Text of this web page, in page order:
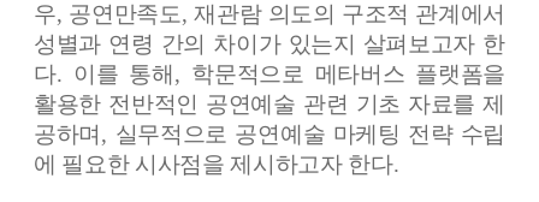
우, 공연만족도,재관람 의도의 구조적 관계에서
성별과 연령 간의 차이가 있는지 살펴보고자 한
다. 이를 통해 , 학문적으로 메타버스 플랫폼을
활용한 전반적인 공연예술 관련 기초 자료를 제
공하며 , 실무적으로 공연예술 마케팅 전략 수립
에 필요한 시사점을 제시하고자 한다.